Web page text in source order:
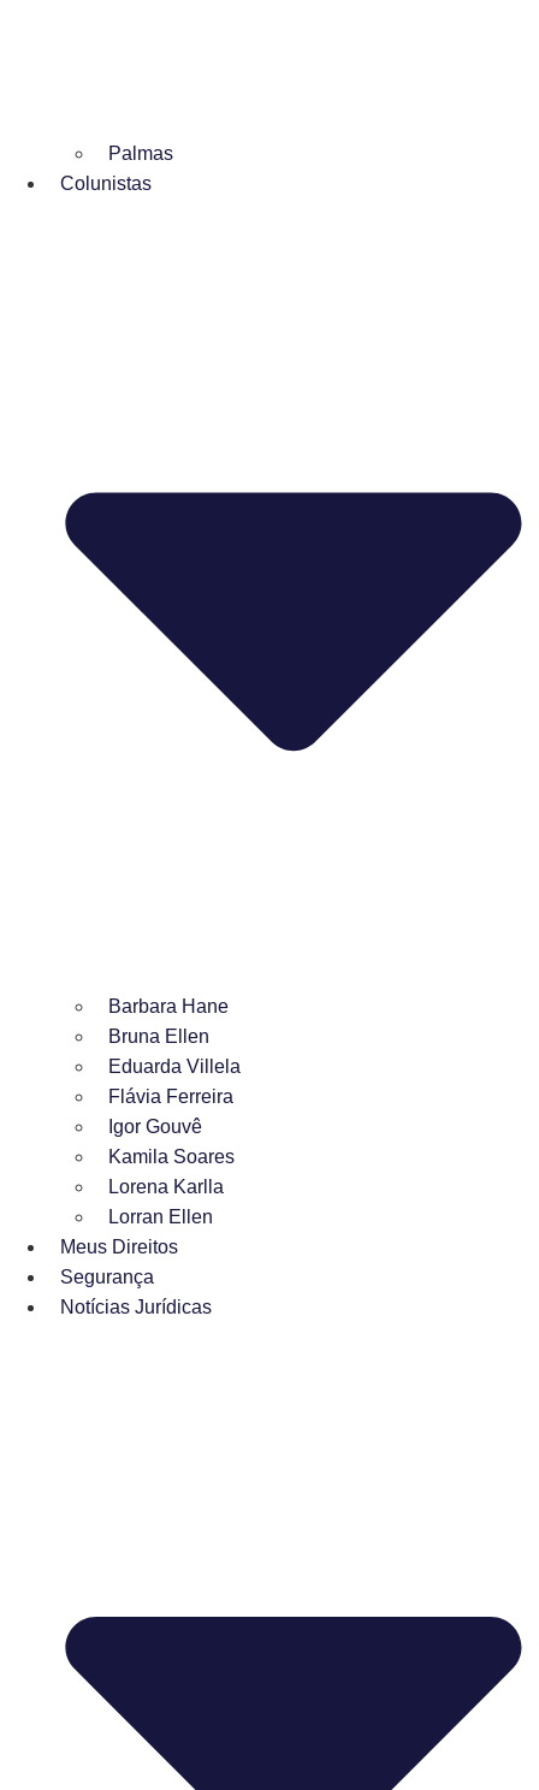
Palmas
Colunistas
Barbara Hane
Bruna Ellen
Eduarda Villela
Flávia Ferreira
Igor Gouvê
Kamila Soares
Lorena Karlla
Lorran Ellen
Meus Direitos
Segurança
Notícias Jurídicas